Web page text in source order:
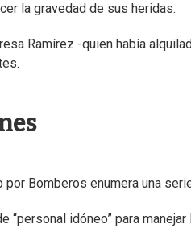
la gravedad de sus heridas.
Ramírez -quien había
por Bomberos enumera una
“personal idóneo” para